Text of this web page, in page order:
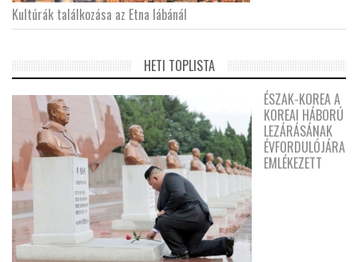
Kultúrák találkozása az Etna lábánál
HETI TOPLISTA
ÉSZAK-KOREA A
KOREAI HÁBORÚ
LEZÁRÁSÁNAK
ÉVFORDULÓJÁRA
EMLÉKEZETT